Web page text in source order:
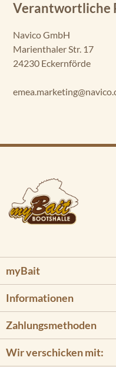
Verantwortliche
Navico GmbH
Marienthaler Str. 17
24230 Eckernförde
myBait
Informationen
Zahlungsmethoden
Wir verschicken mit: